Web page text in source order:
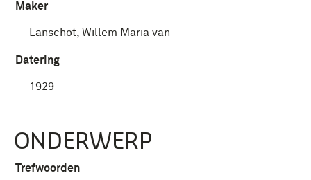
Maker
Lanschot, Willem Maria van
Datering
1929
ONDERWERP
Trefwoorden